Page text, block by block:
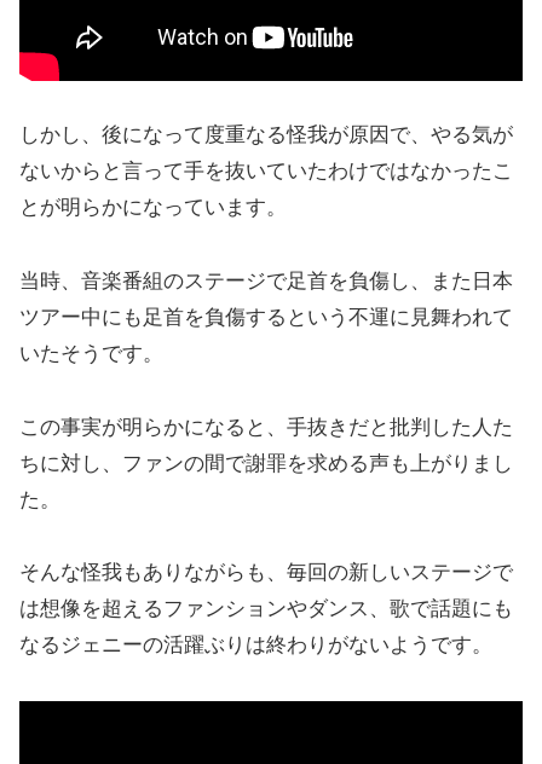
しかし、後になって度重なる怪我が原因で、やる気が
ないからと言って手を抜いていたわけではなかったこ
とが明らかになっています。
当時、音楽番組のステージで足首を負傷し、また日本
ツアー中にも足首を負傷するという不運に見舞われて
いたそうです。
この事実が明らかになると、手抜きだと批判した人た
ちに対し、ファンの間で謝罪を求める声も上がりまし
た。
そんな怪我もありながらも、毎回の新しいステージで
は想像を超えるファンションやダンス、歌で話題にも
なるジェニーの活躍ぶりは終わりがないようです。